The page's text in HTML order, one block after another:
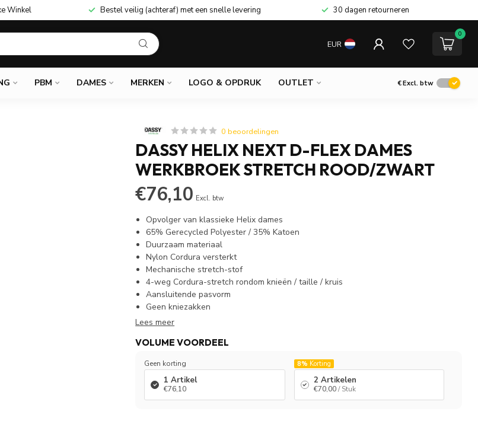
Winkel Bestel veilig (achteraf) met een snelle levering 30 dagen retourneren
EUR
0
PBM DAMES MERKEN LOGO & OPDRUK OUTLET €Excl. btw
0 beoordelingen
DASSY HELIX NEXT D-FLEX DAMES
WERKBROEK STRETCH ROOD/ZWART
€76,10 Excl. btw
Opvolger van klassieke Helix dames
65% Gerecycled Polyester / 35% Katoen
Duurzaam materiaal
Nylon Cordura versterkt
Mechanische stretch-stof
4-weg Cordura-stretch rondom knieën / taille / kruis
Aansluitende pasvorm
Geen kniezakken
Lees meer
VOLUME VOORDEEL
Geen korting
1 Artikel
€76,10
8% Korting
2 Artikelen
€70,00 / Stuk